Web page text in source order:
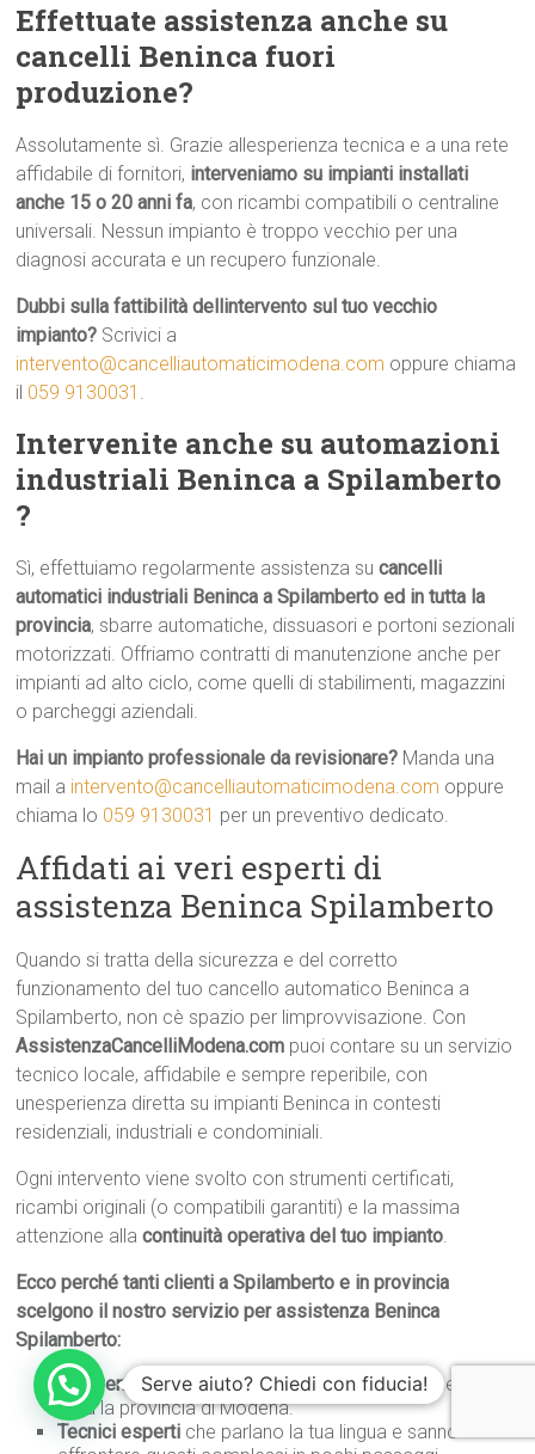
Effettuate assistenza anche su
cancelli Beninca fuori
produzione?
Assolutamente sì. Grazie allesperienza tecnica e a una rete
affidabile di fornitori, interveniamo su impianti installati
anche 15 o 20 anni fa, con ricambi compatibili o centraline
universali. Nessun impianto è troppo vecchio per una
diagnosi accurata e un recupero funzionale.
Dubbi sulla fattibilità dellintervento sul tuo vecchio
impianto? Scrivici a
intervento@cancelliautomaticimodena.com oppure chiama
il 059 9130031 .
Intervenite anche su automazioni
industriali Beninca a Spilamberto
?
Sì, effettuiamo regolarmente assistenza sucancelli
automatici industriali Beninca a Spilamberto ed in tutta la
provincia, sbarre automatiche, dissuasori e portoni sezionali
motorizzati. Offriamo contratti di manutenzione anche per
impianti ad alto ciclo, come quelli di stabilimenti, magazzini
o parcheggi aziendali.
Hai un impianto professionale da revisionare? Manda una
mail a intervento@cancelliautomaticimodena.com oppure
chiama lo 059 9130031 per un preventivo dedicato.
Affidati ai veri esperti di
assistenza Beninca Spilamberto
Quando si tratta della sicurezza e del corretto
funzionamento del tuo cancello automatico Beninca a
Spilamberto, non cè spazio per limprovvisazione. Con
AssistenzaCancelliModena.com puoi contare su un servizio
tecnico locale, affidabile e sempre reperibile, con
unesperienza diretta su impianti Beninca in contesti
residenziali, industriali e condominiali.
Ogni intervento viene svolto con strumenti certificati,
ricambi originali (o compatibili garantiti) e la massima
attenzione allacontinuità operativa del tuo impianto.
Ecco perché tanti clienti a Spilamberto e in provincia
scelgono il nostro servizio per assistenza Beninca
Spilamberto:
Interventi rapidi, anche in giornatasu impianti Beninca in
tutta la provincia di Modena.
Tecnici esperti che parlano la tua lingua e sanno
Serve aiuto? Chiedi con fiducia!